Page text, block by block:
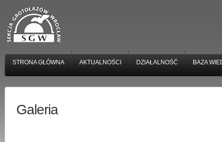
STRONA GŁÓWNA AKTUALNOŚCI DZIAŁALNOŚĆ BAZA
Galeria